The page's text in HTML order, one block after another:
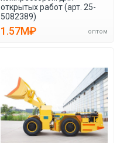
открытых работ (арт. 25-
5082389)
1.57M₽ оптом